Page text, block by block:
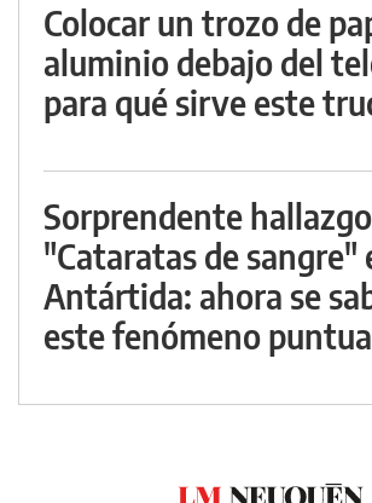
Colocar un trozo de
aluminio debajo del
para qué sirve este
Sorprendente
"Cataratas de sangre"
Antártida: ahora se
este fenómeno